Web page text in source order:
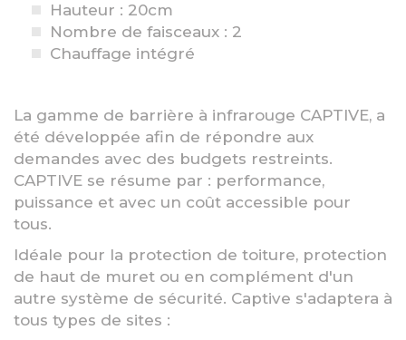
Hauteur : 20cm
Nombre de faisceaux : 2
Chauffage intégré
La gamme de barrière à infrarouge CAPTIVE, a
été développée afin de répondre aux
demandes avec des budgets restreints.
CAPTIVE se résume par : performance,
puissance et avec un coût accessible pour
tous.
Idéale pour la protection de toiture, protection
de haut de muret ou en complément d'un
autre système de sécurité. Captive s'adaptera à
tous types de sites :